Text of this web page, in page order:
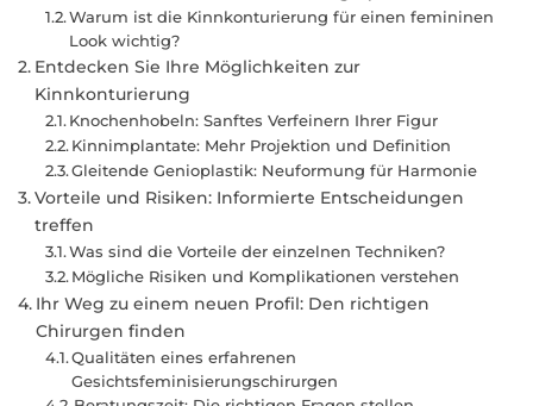
Warum ist die Kinnkonturierung für einen femininen
Look wichtig?
Entdecken Sie Ihre Möglichkeiten zur
Kinnkonturierung
Knochenhobeln: Sanftes Verfeinern Ihrer Figur
Kinnimplantate: Mehr Projektion und Definition
Gleitende Genioplastik: Neuformung für Harmonie
Vorteile und Risiken: Informierte Entscheidungen
treffen
Was sind die Vorteile der einzelnen Techniken?
Mögliche Risiken und Komplikationen verstehen
Ihr Weg zu einem neuen Profil: Den richtigen
Chirurgen finden
Qualitäten eines erfahrenen
Gesichtsfeminisierungschirurgen